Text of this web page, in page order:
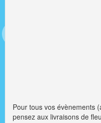
Pour tous vos évènements
pensez aux livraisons de